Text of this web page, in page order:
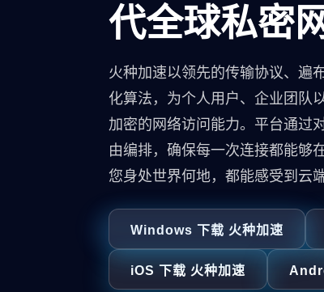
代全球私密
火种加速以领先的传输协议、遍
化算法，为个人用户、企业团队
加密的网络访问能力。平台通过
由编排，确保每一次连接都能够
您身处世界何地，都能感受到云
Windows 下载 火种加速
iOS 下载 火种加速